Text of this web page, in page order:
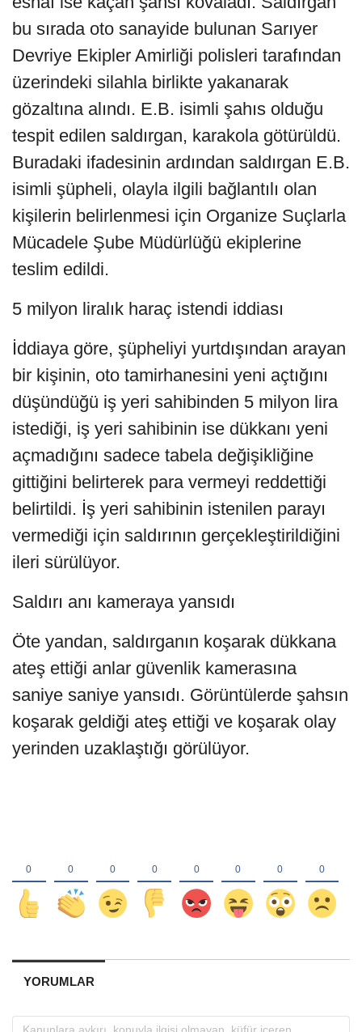
bu sırada oto sanayide bulunan Sarıyer
Devriye Ekipler Amirliği polisleri tarafından
üzerindeki silahla birlikte yakanarak
gözaltına alındı. E.B. isimli şahıs olduğu
tespit edilen saldırgan, karakola götürüldü.
Buradaki ifadesinin ardından saldırgan E.B.
isimli şüpheli, olayla ilgili bağlantılı olan
kişilerin belirlenmesi için Organize Suçlarla
Mücadele Şube Müdürlüğü ekiplerine
teslim edildi.
5 milyon liralık haraç istendi iddiası
İddiaya göre, şüpheliyi yurtdışından arayan
bir kişinin, oto tamirhanesini yeni açtığını
düşündüğü iş yeri sahibinden 5 milyon lira
istediği, iş yeri sahibinin ise dükkanı yeni
açmadığını sadece tabela değişikliğine
gittiğini belirterek para vermeyi reddettiği
belirtildi. İş yeri sahibinin istenilen parayı
vermediği için saldırının gerçekleştirildiğini
ileri sürülüyor.
Saldırı anı kameraya yansıdı
Öte yandan, saldırganın koşarak dükkana
ateş ettiği anlar güvenlik kamerasına
saniye saniye yansıdı. Görüntülerde şahsın
koşarak geldiği ateş ettiği ve koşarak olay
yerinden uzaklaştığı görülüyor.
YORUMLAR